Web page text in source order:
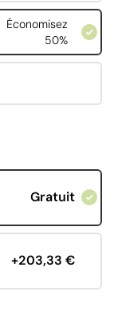
Économisez
50%
Gratuit
+203,33 €